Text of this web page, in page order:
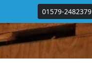
01579-2482379